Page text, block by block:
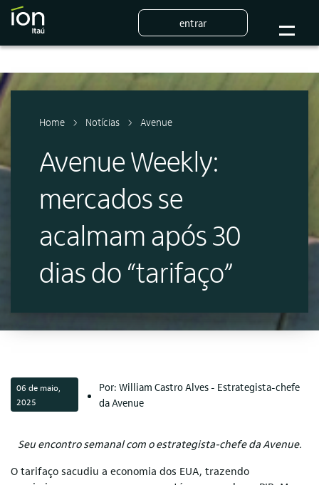
entrar
Home Notícias Avenue
Avenue Weekly:
mercados se
acalmam após 30
dias do “tarifaço”
06 de maio,
2025
Por: William Castro Alves - Estrategista-chefe
da Avenue
Seu encontro semanal com o estrategista-chefe da Avenue.
O tarifaço sacudiu a economia dos EUA, trazendo